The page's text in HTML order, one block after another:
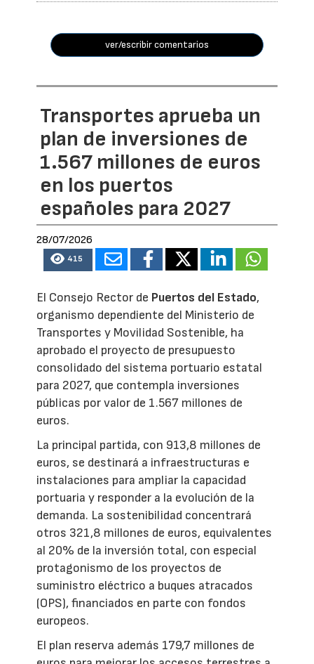
ver/escribir comentarios
Transportes aprueba un
plan de inversiones de
1.567 millones de euros
en los puertos
españoles para 2027
28/07/2026
415
El Consejo Rector de Puertos del Estado,
organismo dependiente del Ministerio de
Transportes y Movilidad Sostenible, ha
aprobado el proyecto de presupuesto
consolidado del sistema portuario estatal
para 2027, que contempla inversiones
públicas por valor de 1.567 millones de
euros.
La principal partida, con 913,8 millones de
euros, se destinará a infraestructuras e
instalaciones para ampliar la capacidad
portuaria y responder a la evolución de la
demanda. La sostenibilidad concentrará
otros 321,8 millones de euros, equivalentes
al 20% de la inversión total, con especial
protagonismo de los proyectos de
suministro eléctrico a buques atracados
(OPS), financiados en parte con fondos
europeos.
El plan reserva además 179,7 millones de